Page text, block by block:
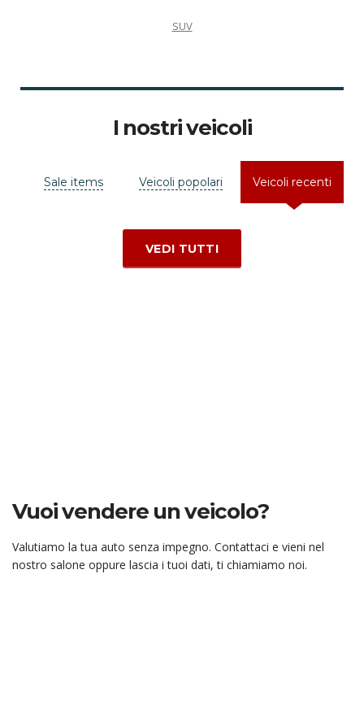
SUV
I nostri veicoli
Sale items Veicoli popolari Veicoli recenti
VEDI TUTTI
Vuoi vendere un veicolo?
Valutiamo la tua auto senza impegno. Contattaci e vieni nel
nostro salone oppure lascia i tuoi dati, ti chiamiamo noi.